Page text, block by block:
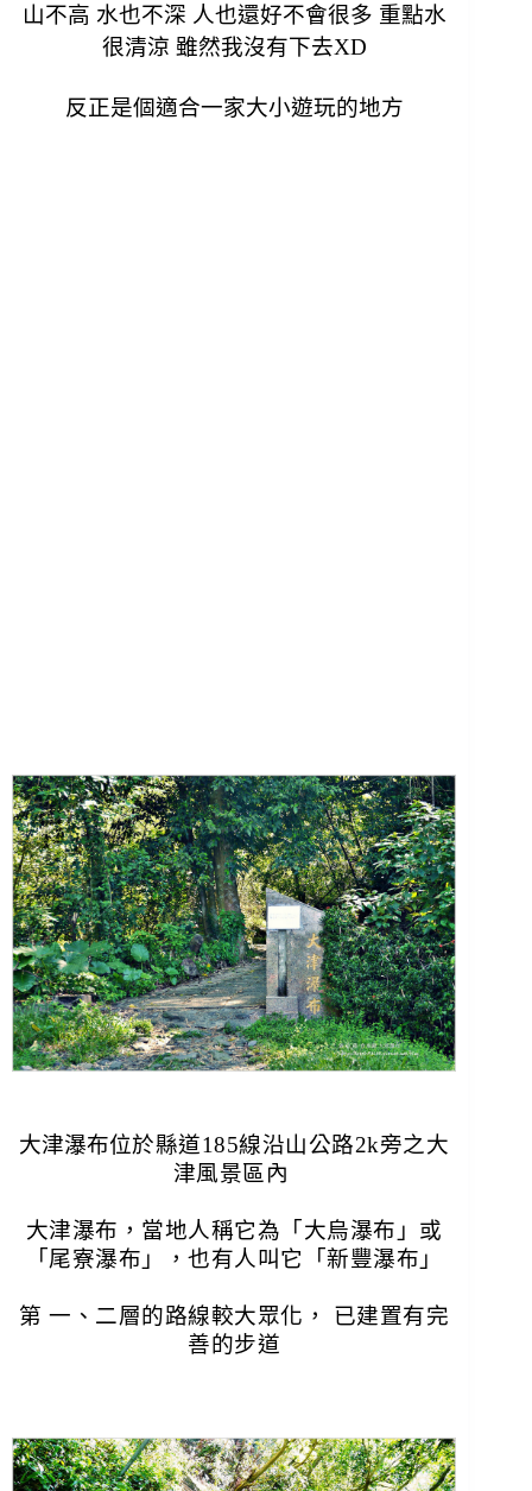
山不高 水也不深 人也還好不會很多 重點水
很清涼 雖然我沒有下去XD
反正是個適合一家大小遊玩的地方
大津瀑布位於縣道185線沿山公路2k旁之大
津風景區內
大津瀑布，當地人稱它為「大烏瀑布」或
「尾寮瀑布」，也有人叫它「新豐瀑布」
第 一、二層的路線較大眾化， 已建置有完
善的步道